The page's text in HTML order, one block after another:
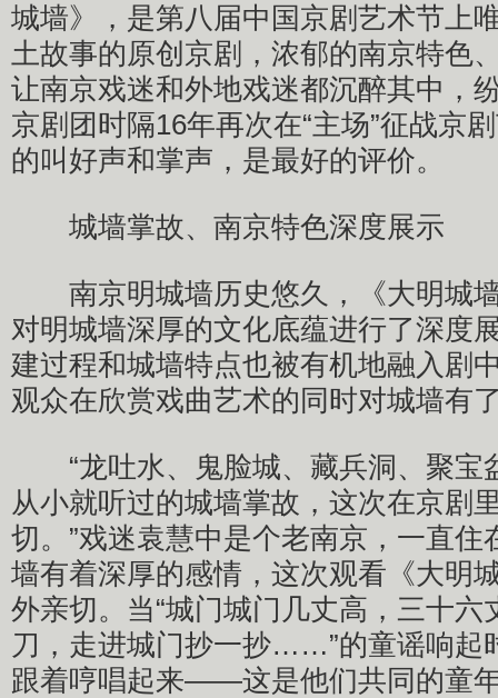
城墙》，是第八届中国京剧艺术节上
土故事的原创京剧，浓郁的南京特色
让南京戏迷和外地戏迷都沉醉其中，
京剧团时隔16年再次在“主场”征战京
的叫好声和掌声，是最好的评价。
城墙掌故、南京特色深度展示
南京明城墙历史悠久，《大明城
对明城墙深厚的文化底蕴进行了深度
建过程和城墙特点也被有机地融入剧
观众在欣赏戏曲艺术的同时对城墙有
“龙吐水、鬼脸城、藏兵洞、聚
从小就听过的城墙掌故，这次在京剧
切。”戏迷袁慧中是个老南京，一直住
墙有着深厚的感情，这次观看《大明
外亲切。当“城门城门几丈高，三十六
刀，走进城门抄一抄……”的童谣响起
跟着哼唱起来——这是他们共同的童